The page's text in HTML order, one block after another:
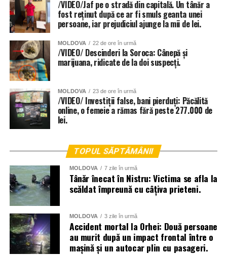
/VIDEO/Jaf pe o stradă din capitală. Un tânăr a
fost reținut după ce ar fi smuls geanta unei
persoane, iar prejudiciul ajunge la mii de lei.
MOLDOVA 22 de ore în urmă
/VIDEO/ Descinderi la Soroca: Cânepă și
marijuana, ridicate de la doi suspecți.
MOLDOVA 23 de ore în urmă
/VIDEO/ Investiții false, bani pierduți: Păcălită
online, o femeie a rămas fără peste 277.000 de
lei.
TOPUL SĂPTĂMÂNII
MOLDOVA 7 zile în urmă
Tânăr înecat în Nistru: Victima se afla la
scăldat împreună cu câțiva prieteni.
MOLDOVA 3 zile în urmă
Accident mortal la Orhei: Două persoane
au murit după un impact frontal între o
mașină și un autocar plin cu pasageri.